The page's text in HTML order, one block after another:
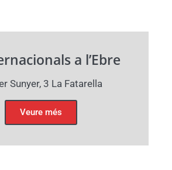
a l’Ebre
Sunyer, 3 La Fatarella
Veure més